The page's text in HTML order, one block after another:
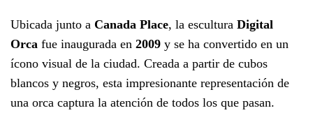
Ubicada junto a Canada Place, la escultura Digital
Orca fue inaugurada en 2009 y se ha convertido en un
ícono visual de la ciudad. Creada a partir de cubos
blancos y negros, esta impresionante representación de
una orca captura la atención de todos los que pasan.